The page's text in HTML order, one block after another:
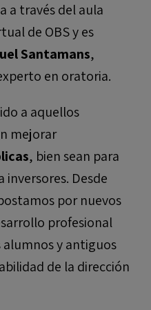
a través del aula
de OBS y es
Santamans,
en oratoria.
a aquellos
mejorar
, bien sean para
inversores. Desde
por nuevos
profesional
y antiguos
de la dirección